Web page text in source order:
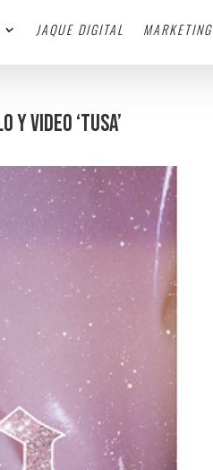
JAQUE DIGITAL MARKETING
Y VIDEO ‘TUSA’